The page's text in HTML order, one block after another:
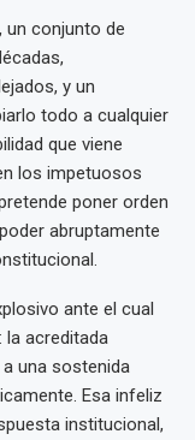
un conjunto de
y un
todo a cualquier
que viene
los impetuosos
poner orden
abruptamente
ante el cual
la acreditada
una sostenida
Esa infeliz
institucional,